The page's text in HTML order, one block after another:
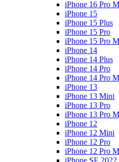
iPhone 16 Pro
iPhone 15
iPhone 15 Plus
iPhone 15 Pro
iPhone 15 Pro
iPhone 14
iPhone 14 Plus
iPhone 14 Pro
iPhone 14 Pro
iPhone 13
iPhone 13 Mini
iPhone 13 Pro
iPhone 13 Pro
iPhone 12
iPhone 12 Mini
iPhone 12 Pro
iPhone 12 Pro
iPhone SE 2022